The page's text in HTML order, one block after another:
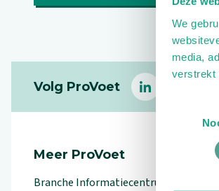
We
media,
verstrekt
Volg ProVoet
linkedin
Meer ProVoet
Branche Informatiecentrum